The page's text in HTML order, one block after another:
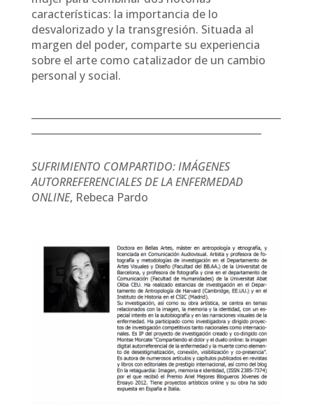
características: la importancia de lo
desvalorizado y la transgresión. Situada al
margen del poder, comparte su experiencia
sobre el arte como catalizador de un cambio
personal y social.
SUFRIMIENTO COMPARTIDO: IMÁGENES
AUTORREFERENCIALES DE LA ENFERMEDAD
ONLINE, Rebeca Pardo